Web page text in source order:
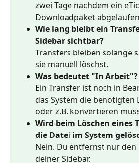
zwei Tage nachdem ein
Downloadpaket
Wie lang bleibt ein
Sidebar sichtbar?
Transfers bleiben solange
sie manuell löschst.
Was bedeutet "In Arbeit"?
Ein Transfer ist noch in
das System die benötigten
oder z.B. konvertieren
Wird beim Löschen eines
die Datei im System
Nein. Du entfernst nur den
deiner Sidebar.